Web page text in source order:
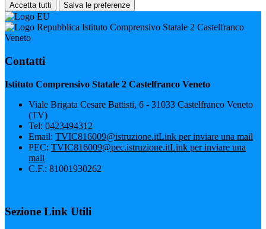
Accetta tutti Salva le preferenze
Istituto Comprensivo Statale 2 Castelfranco
Veneto
Contatti
Istituto Comprensivo Statale 2 Castelfranco Veneto
Viale Brigata Cesare Battisti, 6 - 31033 Castelfranco Veneto
(TV)
Tel: 0423494312
Email: TVIC816009@istruzione.itLink per inviare una mail
PEC: TVIC816009@pec.istruzione.itLink per inviare una
mail
C.F.: 81001930262
Sezione Link Utili